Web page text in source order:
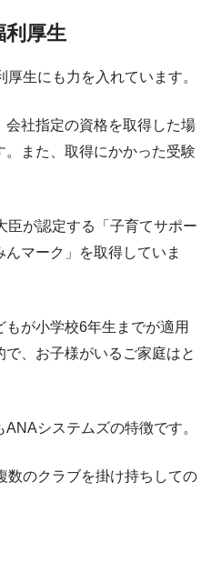
厚生
生にも力を入れています。
社指定の資格を取得した場
また、取得にかかった受験
臣が認定する「子育てサポー
んマーク」を取得していま
が小学校6年生までが適用
、お子様がいるご家庭はと
システムズの特徴です。
数のクラブを掛け持ちしての